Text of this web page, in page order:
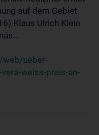
auf dem Gebiet
Klaus Ulrich Klein
web/ueber-
weiss-preis-an-